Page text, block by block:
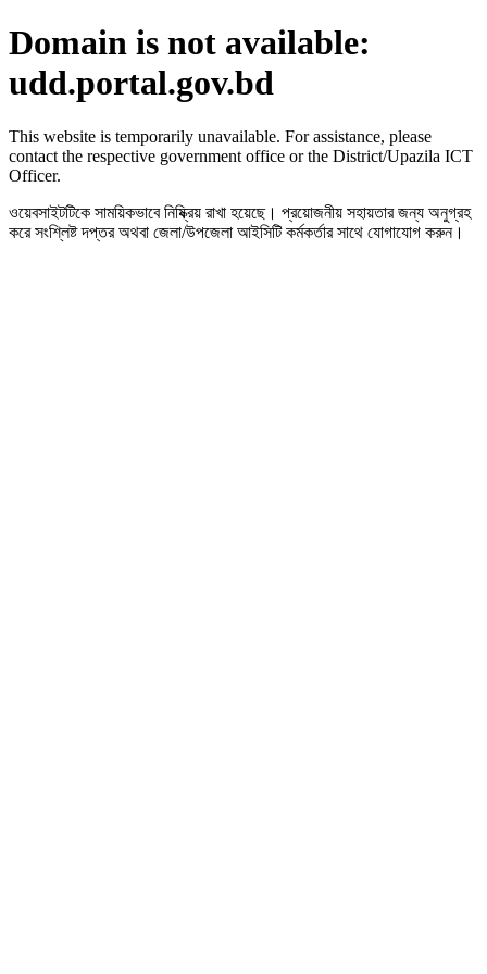
Domain is not available:
udd.portal.gov.bd
This website is temporarily unavailable. For assistance, please
contact the respective government office or the District/Upazila ICT
Officer.
ওয়েবসাইটটিকে সাময়িকভাবে নিষ্ক্রিয় রাখা হয়েছে। প্রয়োজনীয় সহায়তার জন্য অনুগ্রহ
করে সংশ্লিষ্ট দপ্তর অথবা জেলা/উপজেলা আইসিটি কর্মকর্তার সাথে যোগাযোগ করুন।